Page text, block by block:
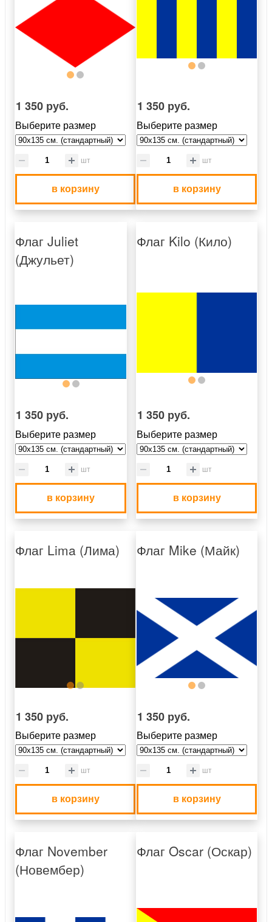
1 350 руб.
Выберите размер
шт
в корзину
1 350 руб.
Выберите размер
шт
в корзину
Флаг Juliet
(Джульет)
1 350 руб.
Выберите размер
шт
в корзину
Флаг Kilo (Кило)
1 350 руб.
Выберите размер
шт
в корзину
Флаг Lima (Лима)
1 350 руб.
Выберите размер
шт
в корзину
Флаг Mike (Майк)
1 350 руб.
Выберите размер
шт
в корзину
Флаг November
(Новембер)
Флаг Oscar (Оскар)